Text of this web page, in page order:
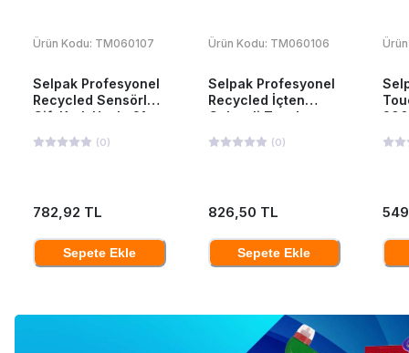
Ürün Kodu: TM060107
Selpak Profesyonel
Recycled Sensörlü
Çift Katlı Havlu 21
(0)
782,92 TL
Sepete Ekle
Ürün Kodu: TM060106
Selpak Profesyonel
Recycled İçten
Çekmeli Tuvalet
(0)
826,50 TL
Sepete Ekle